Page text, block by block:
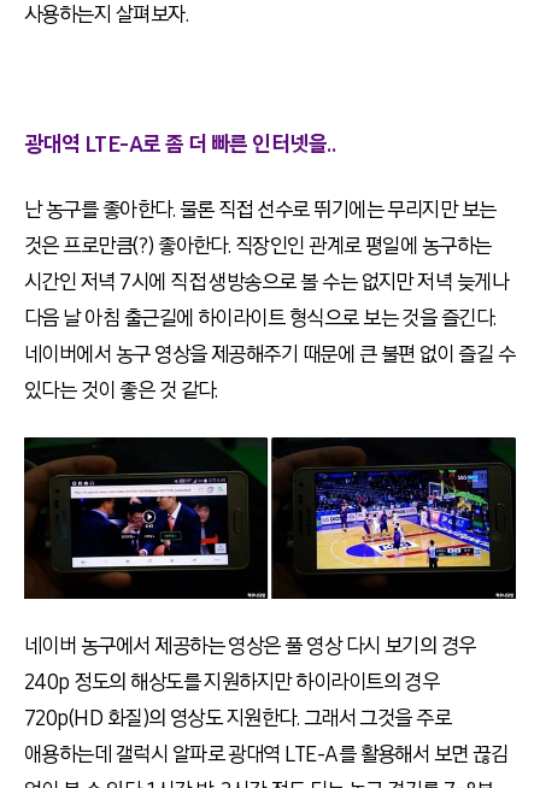
사용하는지 살펴보자.
광대역 LTE-A로 좀 더 빠른 인터넷을..
난 농구를 좋아한다. 물론 직접 선수로 뛰기에는 무리지만 보는
것은 프로만큼(?) 좋아한다. 직장인인 관계로 평일에 농구하는
시간인 저녁 7시에 직접 생방송으로 볼 수는 없지만 저녁 늦게나
다음 날 아침 출근길에 하이라이트 형식으로 보는 것을 즐긴다.
네이버에서 농구 영상을 제공해주기 때문에 큰 불편 없이 즐길 수
있다는 것이 좋은 것 같다.
네이버 농구에서 제공하는 영상은 풀 영상 다시 보기의 경우
240p 정도의 해상도를 지원하지만 하이라이트의 경우
720p(HD 화질)의 영상도 지원한다. 그래서 그것을 주로
애용하는데 갤럭시 알파로 광대역 LTE-A를 활용해서 보면 끊김